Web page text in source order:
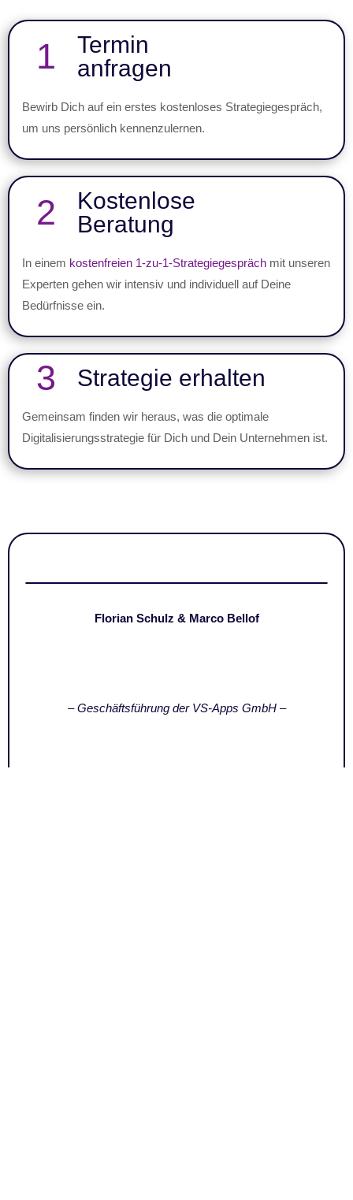
1
Termin
anfragen
Bewirb Dich auf ein erstes kostenloses Strategiegespräch,
um uns persönlich kennenzulernen.
2
Kostenlose
Beratung
In einem kostenfreien 1-zu-1-Strategiegespräch mit unseren
Experten gehen wir intensiv und individuell auf Deine
Bedürfnisse ein.
3 Strategie erhalten
Gemeinsam finden wir heraus, was die optimale
Digitalisierungsstrategie für Dich und Dein Unternehmen ist.
Florian Schulz & Marco Bellof
– Geschäftsführung der VS-Apps GmbH –